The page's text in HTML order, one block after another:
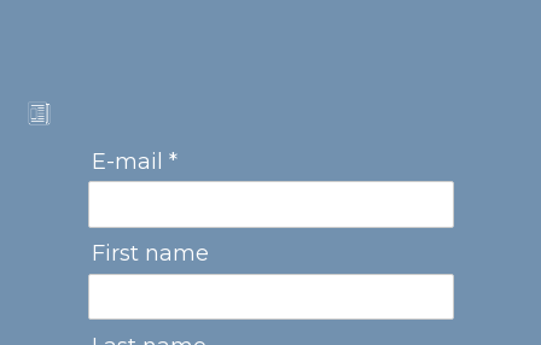
E-mail *
First name